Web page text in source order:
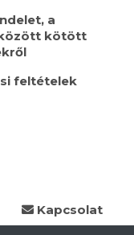
a
kötött
feltételek
Kapcsolat